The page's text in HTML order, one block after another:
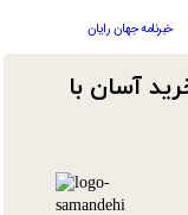
آسان با
خبرنامه جهان رایان